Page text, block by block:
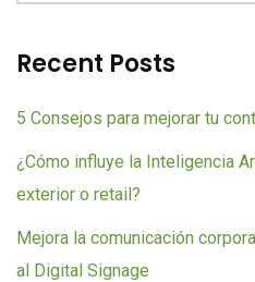
Recent Posts
5 Consejos para mejorar tu
¿Cómo influye la Inteligencia
exterior o retail?
Mejora la comunicación
al Digital Signage